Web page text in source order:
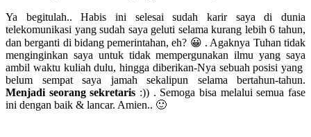
Ya begitulah.. Habis ini selesai sudah karir saya di dunia
telekomunikasi yang sudah saya geluti selama kurang lebih 6 tahun,
dan berganti di bidang pemerintahan, eh? 😀 . Agaknya Tuhan tidak
menginginkan saya untuk tidak mempergunakan ilmu yang saya
ambil waktu kuliah dulu, hingga diberikan-Nya sebuah posisi yang
belum sempat saya jamah sekalipun selama bertahun-tahun.
Menjadi seorang sekretaris :)) . Semoga bisa melalui semua fase
ini dengan baik & lancar. Amien.. 🙂